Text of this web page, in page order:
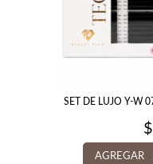
SET DE LUJO Y-W
$
AGREGAR